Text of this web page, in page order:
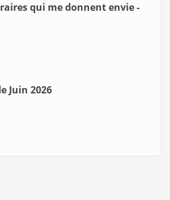
qui me donnent envie -
Juin 2026